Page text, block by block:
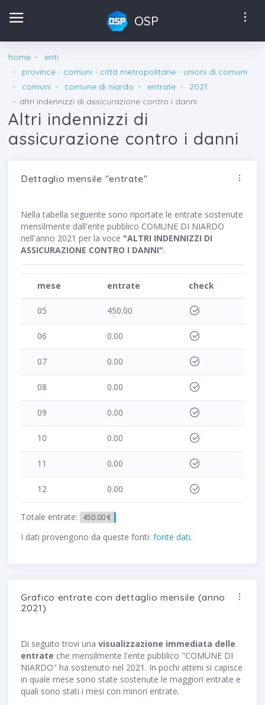
OSP
home
enti
province - comuni - città metropolitane - unioni di comuni
comuni
comune di niardo entrate
2021
altri indennizzi di assicurazione contro i danni
Altri indennizzi di
assicurazione contro i danni
Dettaglio mensile "entrate"
Nella tabella seguente sono riportate le entrate sostenute
mensilmente dall'ente pubblico COMUNE DI NIARDO
nell'anno 2021 per la voce "ALTRI INDENNIZZI DI
ASSICURAZIONE CONTRO I DANNI".
mese entrate check
05 450.00
06 0.00
07 0.00
08 0.00
09 0.00
10 0.00
11 0.00
12 0.00
Totale entrate: 450.00 €
I dati provengono da queste fonti: fonte dati.
Grafico entrate con dettaglio mensile (anno
2021)
Di seguito trovi una visualizzazione immediata delle
entrate che mensilmente l'ente pubblico "COMUNE DI
NIARDO" ha sostenuto nel 2021. In pochi attimi si capisce
in quale mese sono state sostenute le maggiori entrate e
quali sono stati i mesi con minori entrate.